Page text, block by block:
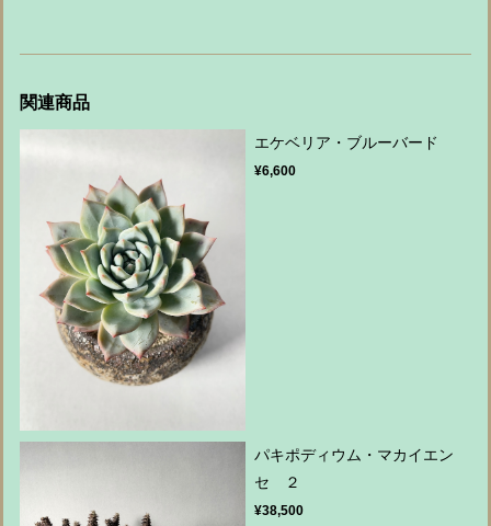
関連商品
エケベリア・ブルーバード
¥6,600
パキポディウム・マカイエン
セ ２
¥38,500